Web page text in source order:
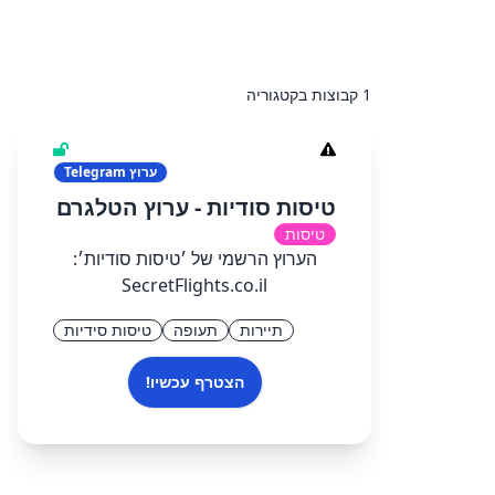
1 קבוצות בקטגוריה
ערוץ
טיסות סודיות - ערוץ הטלגרם
טיסות
הערוץ הרשמי של ׳טיסות סודיות׳:
SecretFlights.co.il
תיירות תעופה טיסות סידיות
הצטרף עכשיו!